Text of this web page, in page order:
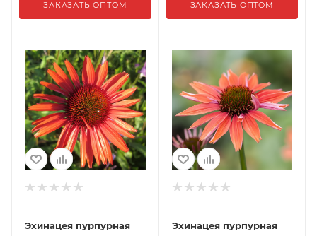
ЗАКАЗАТЬ ОПТОМ ЗАКАЗАТЬ ОПТОМ
Эхинацея пурпурная
Эхинацея пурпурная